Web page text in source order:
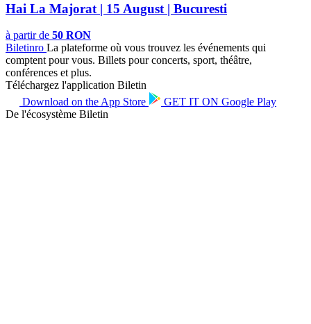
Hai La Majorat | 15 August | Bucuresti
à partir de 50 RON
Biletinro La plateforme où vous trouvez les événements qui
comptent pour vous. Billets pour concerts, sport, théâtre,
conférences et plus.
Téléchargez l'application Biletin
Download on theApp Store GET IT ON Google Play
De l'écosystème Biletin